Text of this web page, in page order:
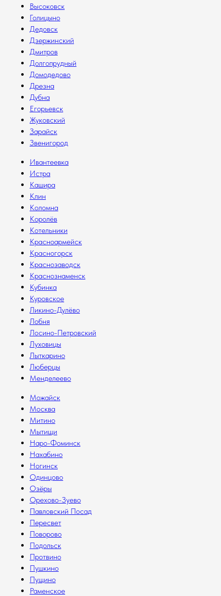
Высоковск
Голицыно
Дедовск
Дзержинский
Дмитров
Долгопрудный
Домодедово
Дрезна
Дубна
Егорьевск
Жуковский
Зарайск
Звенигород
Ивантеевка
Истра
Кашира
Клин
Коломна
Королёв
Котельники
Красноармейск
Красногорск
Краснозаводск
Краснознаменск
Кубинка
Куровское
Ликино-Дулёво
Лобня
Лосино-Петровский
Луховицы
Лыткарино
Люберцы
Менделеево
Можайск
Москва
Митино
Мытищи
Наро-Фоминск
Нахабино
Ногинск
Одинцово
Озёры
Орехово-Зуево
Павловский Посад
Пересвет
Поворово
Подольск
Протвино
Пушкино
Пущино
Раменское